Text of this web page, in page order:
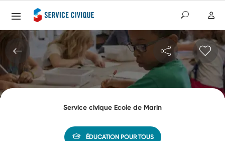
Service civique Ecole de Marin
ÉDUCATION POUR TOUS